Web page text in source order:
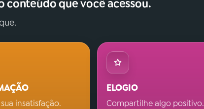
conteúdo que você acessou.
insatisfação.
ELOGIO
Compartilhe algo positivo.